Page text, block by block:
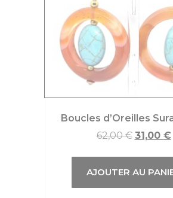
Boucles d’Oreilles
62,00€ 31,00 €
AJOUTER AU